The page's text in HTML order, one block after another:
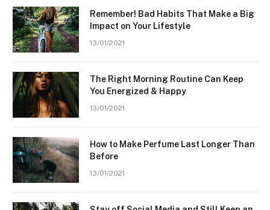
Remember! Bad Habits That Make a Big
Impact on Your Lifestyle
13/01/2021
The Right Morning Routine Can Keep
You Energized & Happy
13/01/2021
How to Make Perfume Last Longer Than
Before
13/01/2021